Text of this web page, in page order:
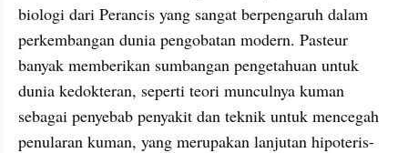
biologi dari Perancis yang sangat berpengaruh dalam
perkembangan dunia pengobatan modern. Pasteur
banyak memberikan sumbangan pengetahuan untuk
dunia kedokteran, seperti teori munculnya kuman
sebagai penyebab penyakit dan teknik untuk mencegah
penularan kuman, yang merupakan lanjutan hipoteris-